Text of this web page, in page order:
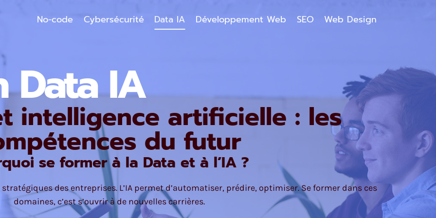
No-code Cybersécurité Data IA Développement Web SEO Web Design
Data IA
intelligence artificielle : les
du futur
se former à la Data et à l’IA ?
des entreprises. L’IA permet d’automatiser, prédire, optimiser. Se former dans ces
domaines, c’est s’ouvrir à de nouvelles carrières.